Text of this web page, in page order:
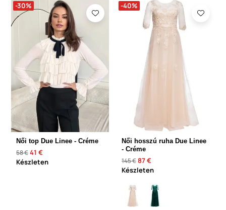
-30%
Női top Due Linee - Créme
58 €41 €
Készleten
-40%
Női hosszú ruha Due Linee
- Créme
145 €87 €
Készleten